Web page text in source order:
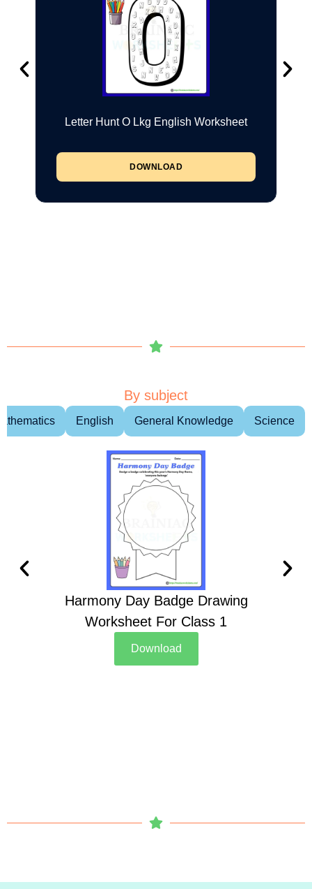
Letter Hunt O Lkg English Worksheet
DOWNLOAD
By subject
English General Knowledge Science
Harmony Day Badge Drawing
Worksheet For Class 1
Download